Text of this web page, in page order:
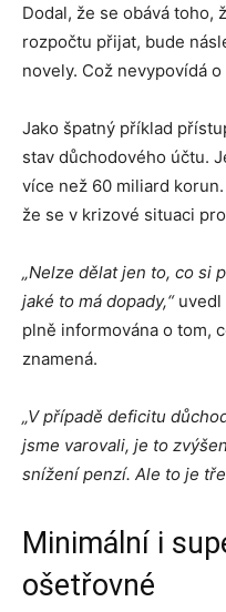
Dodal, že se obává toho,
rozpočtu přijat, bude
novely. Což nevypovídá
Jako špatný příklad
stav důchodového účtu.
více než 60 miliard
že se v krizové situaci
„Nelze dělat jen to, co si
jaké to má dopady,“uvedl
plně informována o tom,
znamená.
„V případě deficitu
jsme varovali, je to
snížení penzí. Ale to je
Minimální i
ošetřovné